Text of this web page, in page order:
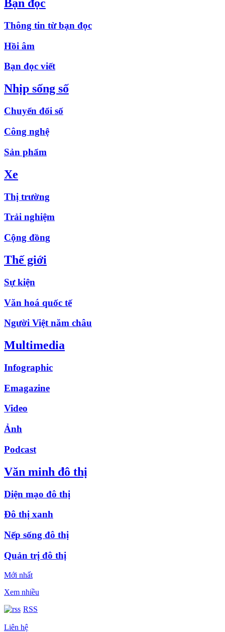
Bạn đọc
Thông tin từ bạn đọc
Hồi âm
Bạn đọc viết
Nhịp sống số
Chuyển đổi số
Công nghệ
Sản phẩm
Xe
Thị trường
Trải nghiệm
Cộng đồng
Thế giới
Sự kiện
Văn hoá quốc tế
Người Việt năm châu
Multimedia
Infographic
Emagazine
Video
Ảnh
Podcast
Văn minh đô thị
Diện mạo đô thị
Đô thị xanh
Nếp sống đô thị
Quản trị đô thị
Mới nhất
Xem nhiều
RSS
Liên hệ